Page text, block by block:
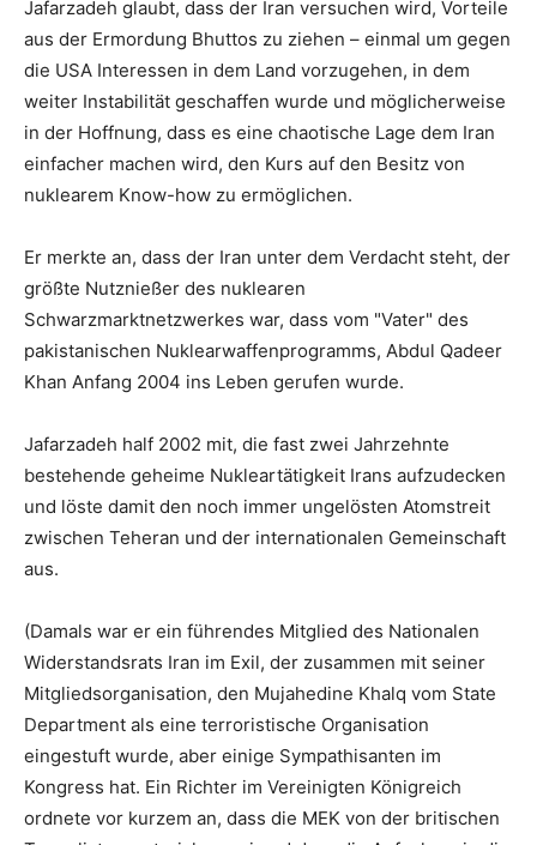
Jafarzadeh glaubt, dass der Iran versuchen wird, Vorteile
aus der Ermordung Bhuttos zu ziehen – einmal um gegen
die USA Interessen in dem Land vorzugehen, in dem
weiter Instabilität geschaffen wurde und möglicherweise
in der Hoffnung, dass es eine chaotische Lage dem Iran
einfacher machen wird, den Kurs auf den Besitz von
nuklearem Know-how zu ermöglichen.
Er merkte an, dass der Iran unter dem Verdacht steht, der
größte Nutznießer des nuklearen
Schwarzmarktnetzwerkes war, dass vom "Vater" des
pakistanischen Nuklearwaffenprogramms, Abdul Qadeer
Khan Anfang 2004 ins Leben gerufen wurde.
Jafarzadeh half 2002 mit, die fast zwei Jahrzehnte
bestehende geheime Nukleartätigkeit Irans aufzudecken
und löste damit den noch immer ungelösten Atomstreit
zwischen Teheran und der internationalen Gemeinschaft
aus.
(Damals war er ein führendes Mitglied des Nationalen
Widerstandsrats Iran im Exil, der zusammen mit seiner
Mitgliedsorganisation, den Mujahedine Khalq vom State
Department als eine terroristische Organisation
eingestuft wurde, aber einige Sympathisanten im
Kongress hat. Ein Richter im Vereinigten Königreich
ordnete vor kurzem an, dass die MEK von der britischen